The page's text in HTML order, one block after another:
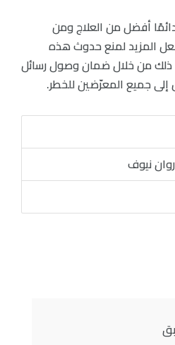
أفضل من العلاج ومن
المزيد لمنع حدوث هذه
ذلك من خلال ضمان وصول رسائل
جميع المعرّضين للخطر.
روان نيوف